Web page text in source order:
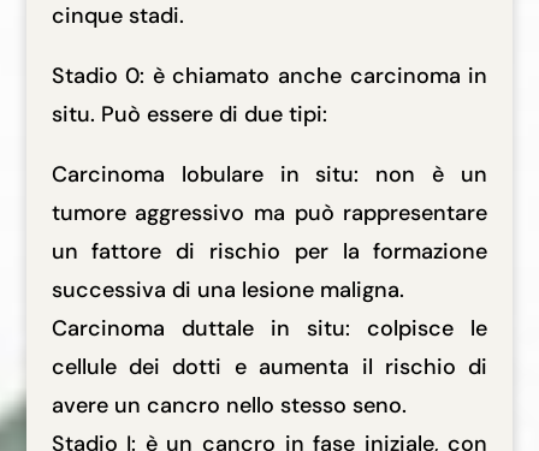
cinque stadi.
Stadio 0: è chiamato anche carcinoma in
situ. Può essere di due tipi:
Carcinoma lobulare in situ: non è un
tumore aggressivo ma può rappresentare
un fattore di rischio per la formazione
successiva di una lesione maligna.
Carcinoma duttale in situ: colpisce le
cellule dei dotti e aumenta il rischio di
avere un cancro nello stesso seno.
Stadio I: è un cancro in fase iniziale, con